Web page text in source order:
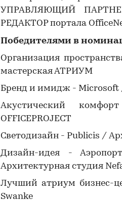
УПРАВЛЯЮЩИЙ
РЕДАКТОР портала
Победителями в
Организация
мастерская АТРИУМ
Бренд и имидж - Microsoft
Акустический
OFFICEPROJECT
Светодизайн - Publicis /
Дизайн-идея -
Архитектурная студия
Лучший атриум бизнес-
Swanke